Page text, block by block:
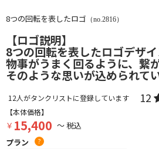
8つの回転を表したロゴ （no.2816）
【ロゴ説明】
8つの回転を表したロゴデザイ
物事がうまく回るように、繋
そのような思いが込められてい
12人がタンクリストに登録しています 12
【本体価格】
￥ 15,400 ～ 税込
プラン
?